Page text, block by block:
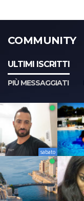
COMMUNITY
ULTIMI ISCRITTI
PIÙ MESSAGGIATI
sabato